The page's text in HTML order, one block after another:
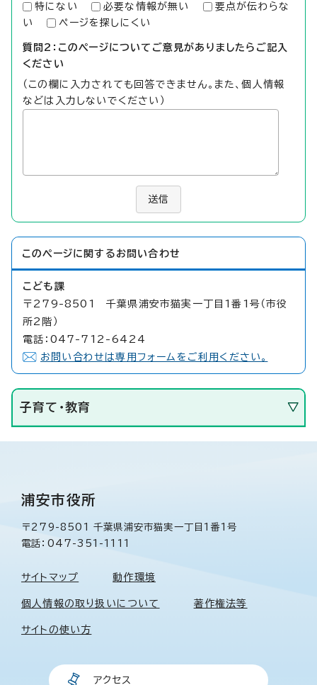
特にない 必要な情報が無い
要点が伝わらな
い
ページを探しにくい
質問2：このページについてご意見がありましたらご記入
ください
（この欄に入力されても回答できません。また、個人情報
などは入力しないでください）
送信
このページに関する お問い合わせ
こども課
〒279-8501 千葉県浦安市猫実一丁目1番1号（市役
所2階）
電話：047-712-6424
お問い合わせは専用フォームをご利用ください。
子育て・教育
浦安市役所
〒279-8501 千葉県浦安市猫実一丁目1番1号
電話：047-351-1111
サイトマップ 動作環境
個人情報の取り扱いについて 著作権法等
サイトの使い方
アクセス